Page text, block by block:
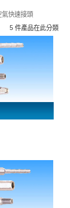
氣快速接頭
5 件產品在此分類